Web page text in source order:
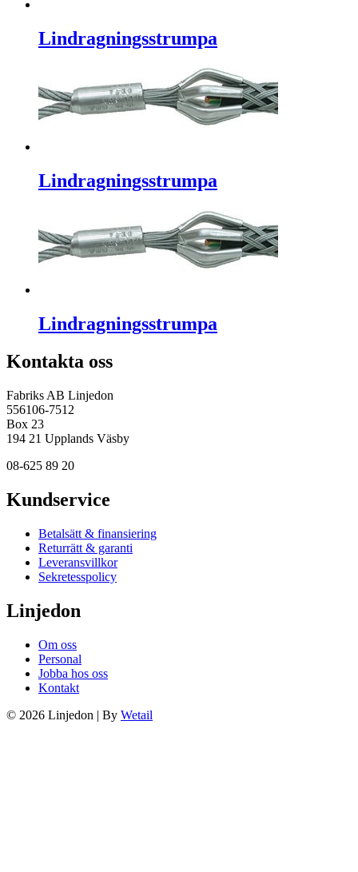
Lindragningsstrumpa
Lindragningsstrumpa
Lindragningsstrumpa
Kontakta oss
Fabriks AB Linjedon
556106-7512
Box 23
194 21 Upplands Väsby
08-625 89 20
Kundservice
Betalsätt & finansiering
Returrätt & garanti
Leveransvillkor
Sekretesspolicy
Linjedon
Om oss
Personal
Jobba hos oss
Kontakt
© 2026 Linjedon | By Wetail